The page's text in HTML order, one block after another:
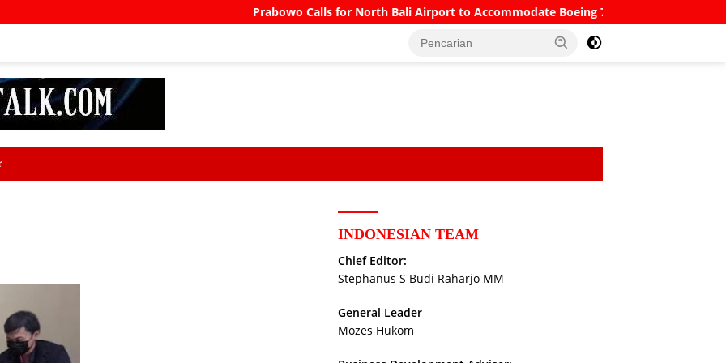
Prabowo Calls for North Bali Airport to Accommodate Boeing 777s and Airbus A380s
INDONESIAN TEAM
Chief Editor:
Stephanus S Budi Raharjo MM
General Leader
Mozes Hukom